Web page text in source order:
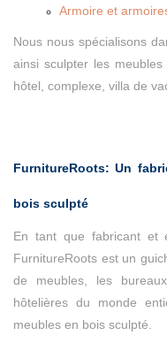
Armoire et
Nous nous spécialisons
ainsi sculpter les
hôtel, complexe, villa de
FurnitureRoots: Un
bois sculpté
En tant que fabricant et
FurnitureRoots est un
de meubles, les
hôtelières du monde
meubles en bois sculpté.